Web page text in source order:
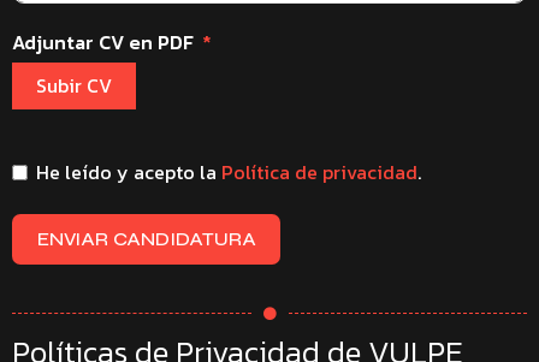
Adjuntar CV en PDF
Subir CV
He leído y acepto la Política de privacidad.
ENVIAR CANDIDATURA
Políticas de Privacidad de VULPE